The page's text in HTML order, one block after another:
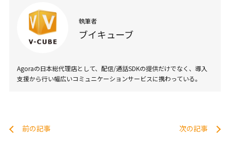
執筆者
ブイキューブ
Agoraの日本総代理店として、配信/通話SDKの提供だけでなく、導入
支援から行い幅広いコミュニケーションサービスに携わっている。
前の記事 次の記事